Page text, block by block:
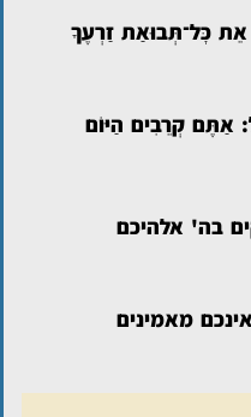
כׇּל־תְּבוּאַת זַרְעֶךָ
אַתֶּם קְרֵבִים הַיּוֹם
בה' אלהיכם
מאמינים